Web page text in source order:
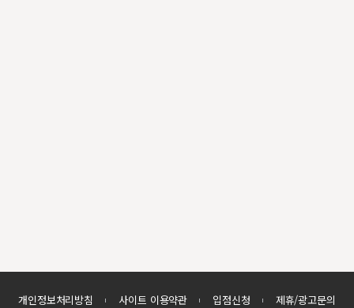
개인정보처리방침 사이트 이용약관 입점신청 제휴/광고문의